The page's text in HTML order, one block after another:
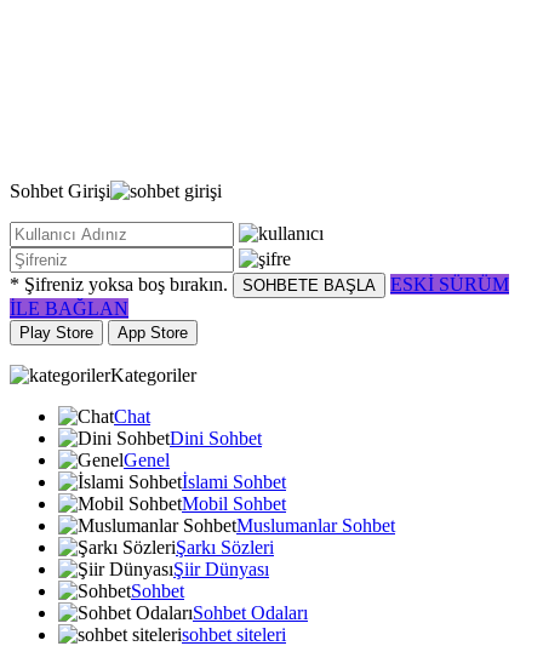
Sohbet Girişi
* Şifreniz yoksa boş bırakın. SOHBETE BAŞLA
ESKİ SÜRÜM
İLE BAĞLAN
Play Store App Store
Kategoriler
Chat
Dini Sohbet
Genel
İslami Sohbet
Mobil Sohbet
Muslumanlar Sohbet
Şarkı Sözleri
Şiir Dünyası
Sohbet
Sohbet Odaları
sohbet siteleri